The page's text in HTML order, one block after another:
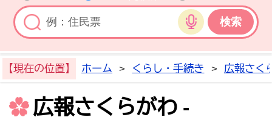
音声検索
【現在の位置】 ホーム > くらし・手続き > 広報さく
広報さくらがわ -